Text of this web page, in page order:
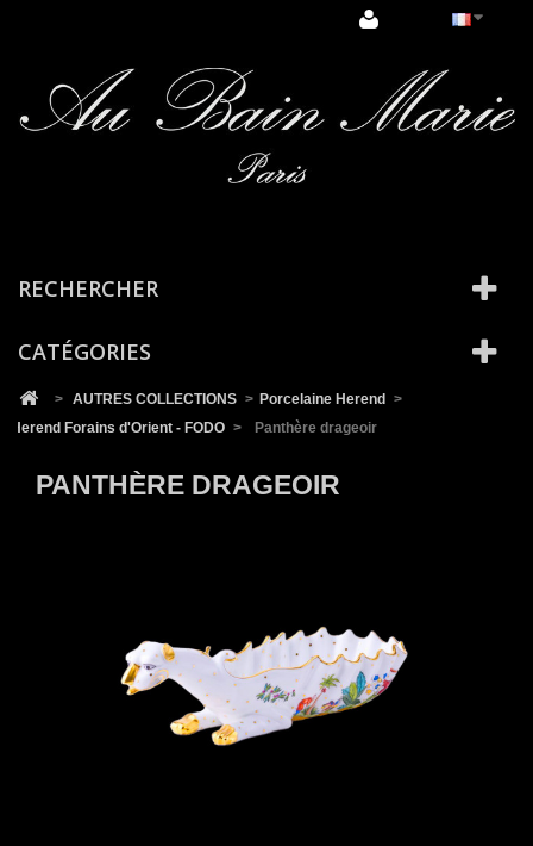
RECHERCHER
CATÉGORIES
> AUTRES COLLECTIONS > Porcelaine Herend >
Herend Forains d'Orient - FODO > Panthère drageoir
PANTHÈRE DRAGEOIR